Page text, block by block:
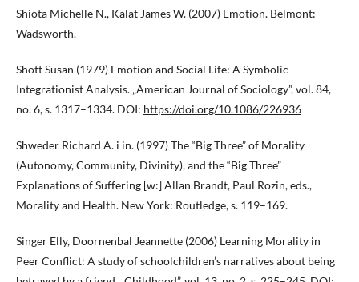
Shiota Michelle N., Kalat James W. (2007) Emotion. Belmont:
Wadsworth.
Shott Susan (1979) Emotion and Social Life: A Symbolic
Integrationist Analysis. „American Journal of Sociology”, vol. 84,
no. 6, s. 1317–1334. DOI: https://doi.org/10.1086/226936
Shweder Richard A. i in. (1997) The “Big Three” of Morality
(Autonomy, Community, Divinity), and the “Big Three”
Explanations of Suffering [w:] Allan Brandt, Paul Rozin, eds.,
Morality and Health. New York: Routledge, s. 119–169.
Singer Elly, Doornenbal Jeannette (2006) Learning Morality in
Peer Conflict: A study of schoolchildren’s narratives about being